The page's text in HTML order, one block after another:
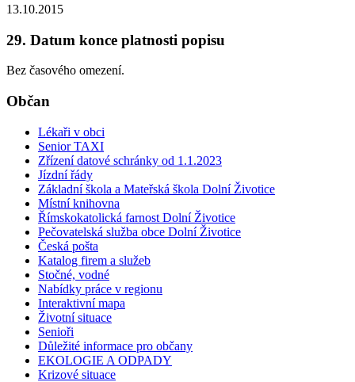
13.10.2015
29. Datum konce platnosti popisu
Bez časového omezení.
Občan
Lékaři v obci
Senior TAXI
Zřízení datové schránky od 1.1.2023
Jízdní řády
Základní škola a Mateřská škola Dolní Životice
Místní knihovna
Římskokatolická farnost Dolní Životice
Pečovatelská služba obce Dolní Životice
Česká pošta
Katalog firem a služeb
Stočné, vodné
Nabídky práce v regionu
Interaktivní mapa
Životní situace
Senioři
Důležité informace pro občany
EKOLOGIE A ODPADY
Krizové situace